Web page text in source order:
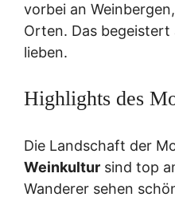
vorbei an
Orten. Das begeistert
lieben.
Highlights des
Die Landschaft der
Weinkultur sind top
Wanderer sehen